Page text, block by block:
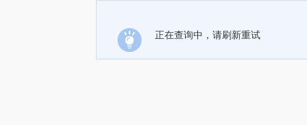
正在查询中，请刷新重试